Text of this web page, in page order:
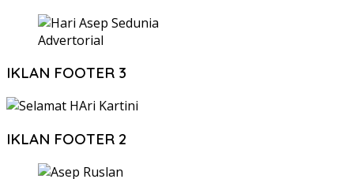
Advertorial
IKLAN FOOTER 3
IKLAN FOOTER 2